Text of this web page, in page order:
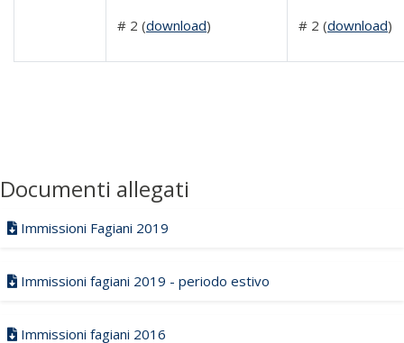
# 2 (download)
# 2 (download)
Documenti allegati
Immissioni Fagiani 2019
Immissioni fagiani 2019 - periodo estivo
Immissioni fagiani 2016